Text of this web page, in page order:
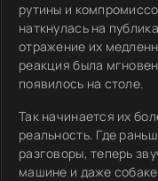
рутины и
наткнулась на
отражение их
реакция была
появилось на столе.
Так начинается их
реальность. Где
разговоры, теперь
машине и даже